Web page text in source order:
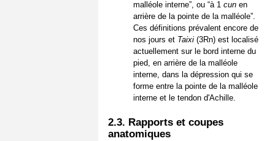
malléole interne”, ou “à 1 cunen
arrière de la pointe de la malléole”.
Ces définitions prévalent encore de
nos jours et Taixi(3Rn) est localisé
actuellement sur le bord interne du
pied, en arrière de la malléole
interne, dans la dépression qui se
forme entre la pointe de la malléole
interne et le tendon d'Achille.
2.3. Rapports et coupes
anatomiques